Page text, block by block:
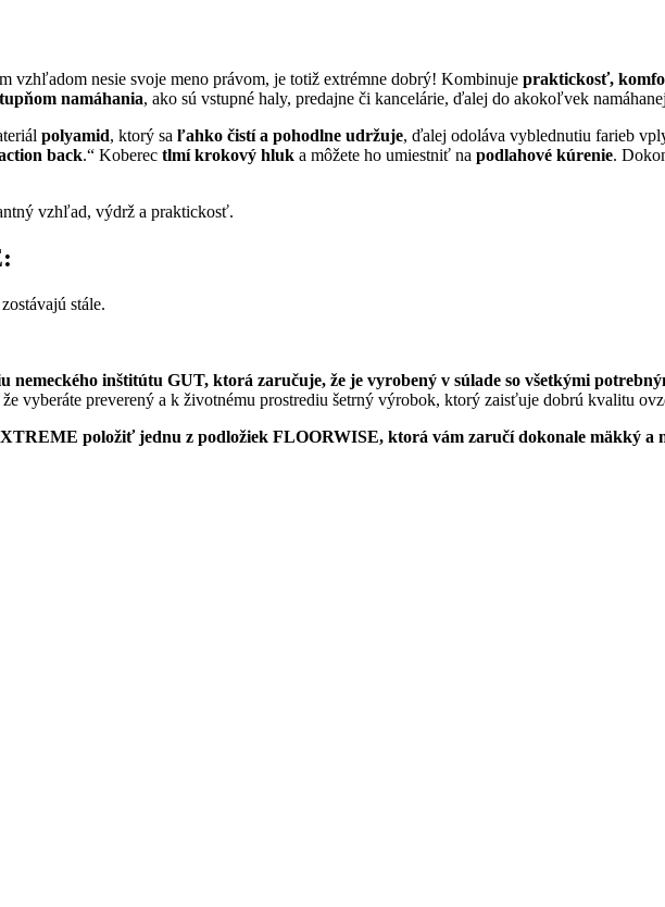
vzhľadom nesie svoje meno právom, je totiž extrémne dobrý! Kombinuje praktickosť,
namáhania, ako sú vstupné haly, predajne či kancelárie, ďalej do akokoľvek
polyamid, ktorý sa ľahko čistí a pohodlne udržuje, ďalej odoláva vyblednutiu farieb
back.“ Koberec tlmí krokový hluk a môžete ho umiestniť na podlahové kúrenie.
vzhľad, výdrž a praktickosť.
stále.
nemeckého inštitútu GUT, ktorá zaručuje, že je vyrobený v súlade so všetkými
vyberáte preverený a k životnému prostrediu šetrný výrobok, ktorý zaisťuje dobrú kvalitu
položiť jednu z podložiek FLOORWISE, ktorá vám zaručí dokonale mäkký a